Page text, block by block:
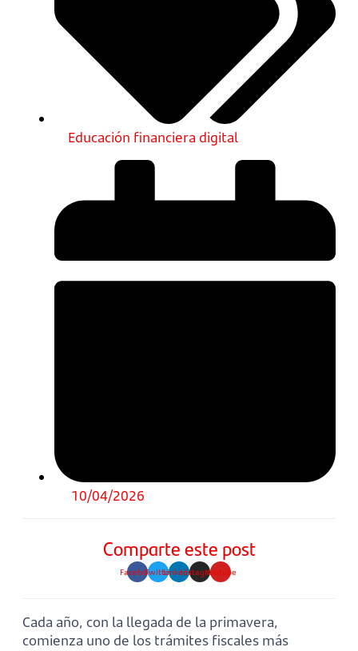
Educación financiera digital
10/04/2026
Comparte este post
FacebookTwitterLinkedinInstagramYoutube
Cada año, con la llegada de la primavera,
comienza uno de los trámites fiscales más